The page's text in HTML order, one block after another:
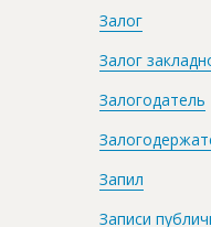
Залог
Залог
Залогодатель
Запил
Записи